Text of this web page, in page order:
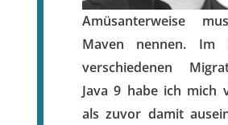
Amüsanterweise
Maven nennen. Im
verschiedenen
Java 9 habe ich mich
als zuvor damit